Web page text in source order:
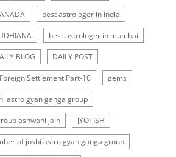
best astrologer in india
best astrologer in mumbai
BLOG DAILY POST
Foreign Settlement Part-10 gems
astro gyan ganga group
ashwani jain JYOTISH
of joshi astro gyan ganga group